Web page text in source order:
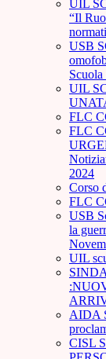
UIL
“Il
USB
UIL
FLC
FLC
2024
Corso
FLC
USB
la
UIL
AIDA
CISL